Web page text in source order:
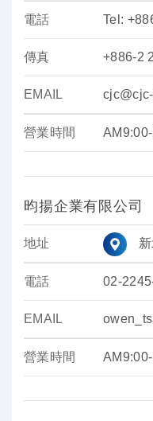
營業時間
電話 Tel:
傳真 +886-2
EMAIL
昀揚企業有限公司
營業時間
電話 02-
EMAIL
地址